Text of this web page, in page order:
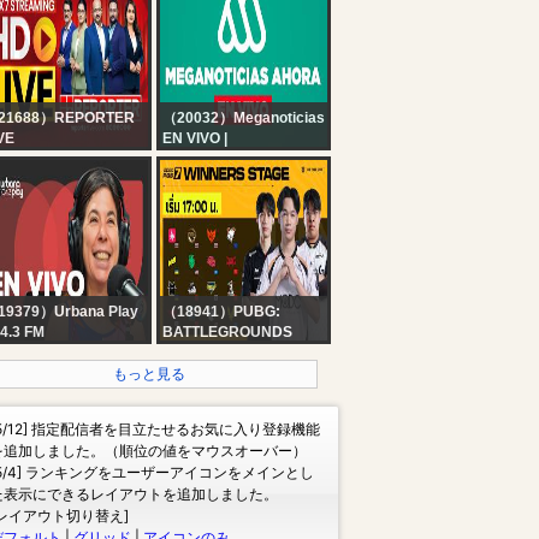
transmisión las 24
21688）REPORTER
Reporter Live TV |
Rain Alert Live |
Streaming | Latest
News |
（20032）Meganoticias
EN VIVO |
MEGANOTICIAS
AHORA - Jueves 06 de
agosto de 2026
19379）Urbana Play
FM
en URBANA PLAY:
O'Donnell, Guido
y Rolo Gallego
（18941）PUBG:
BATTLEGROUNDS
?LIVE สด! ???? ??????
?????? ???? ??????? ?
?????
もっと見る
12] 指定配信者を目立たせるお気に入り登録機能
追加しました。（順位の値をマウスオーバー）
4] ランキングをユーザーアイコンをメインとし
表示にできるレイアウトを追加しました。
イアウト切り替え]